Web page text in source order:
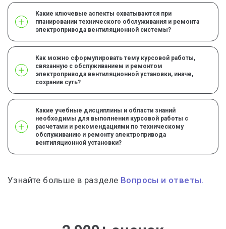
Какие ключевые аспекты охватываются при
планировании технического обслуживания и ремонта
электропривода вентиляционной системы?
Как можно сформулировать тему курсовой работы,
связанную с обслуживанием и ремонтом
электропривода вентиляционной установки, иначе,
сохранив суть?
Какие учебные дисциплины и области знаний
необходимы для выполнения курсовой работы с
расчетами и рекомендациями по техническому
обслуживанию и ремонту электропривода
вентиляционной установки?
Узнайте больше в разделе Вопросы и ответы.